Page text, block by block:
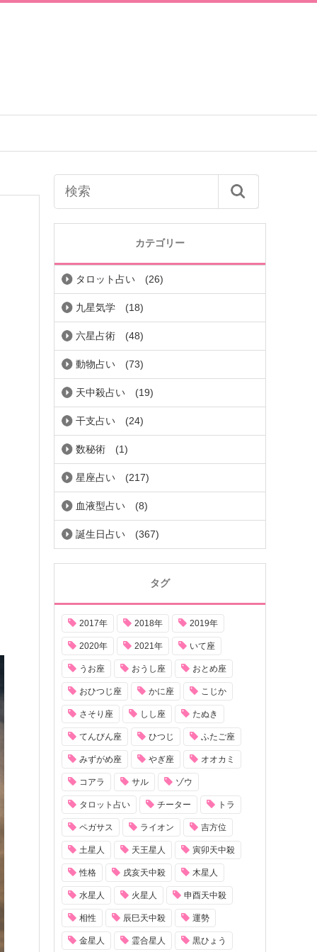
カテゴリー
タロット占い (26)
九星気学 (18)
六星占術 (48)
動物占い (73)
天中殺占い (19)
干支占い (24)
数秘術 (1)
星座占い (217)
血液型占い (8)
誕生日占い (367)
タグ
2017年 2018年 2019年
2020年 2021年 いて座
うお座 おうし座 おとめ座
おひつじ座 かに座 こじか
さそり座 しし座 たぬき
てんびん座 ひつじ ふたご座
みずがめ座 やぎ座 オオカミ
コアラ サル ゾウ
タロット占い チーター トラ
ペガサス ライオン 吉方位
土星人 天王星人 寅卯天中殺
性格 戌亥天中殺 木星人
水星人 火星人 申酉天中殺
相性 辰巳天中殺 運勢
金星人 霊合星人 黒ひょう